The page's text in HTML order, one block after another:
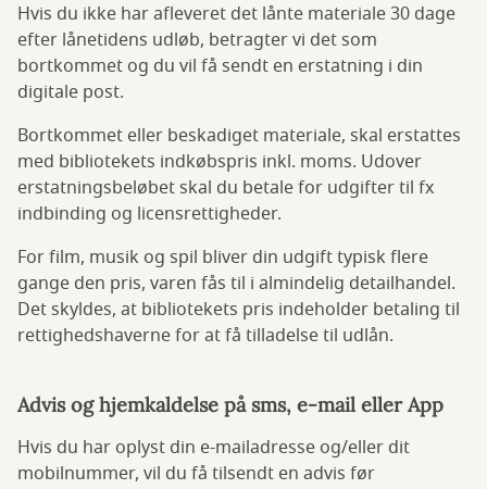
Hvis du ikke har afleveret det lånte materiale 30 dage
efter lånetidens udløb, betragter vi det som
bortkommet og du vil få sendt en erstatning i din
digitale post.
Bortkommet eller beskadiget materiale, skal erstattes
med bibliotekets indkøbspris inkl. moms. Udover
erstatningsbeløbet skal du betale for udgifter til fx
indbinding og licensrettigheder.
For film, musik og spil bliver din udgift typisk flere
gange den pris, varen fås til i almindelig detailhandel.
Det skyldes, at bibliotekets pris indeholder betaling til
rettighedshaverne for at få tilladelse til udlån.
Advis og hjemkaldelse på sms, e-mail eller App
Hvis du har oplyst din e-mailadresse og/eller dit
mobilnummer, vil du få tilsendt en advis før